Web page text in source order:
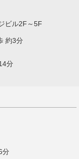
ビル2F～5F
約3分
分
分